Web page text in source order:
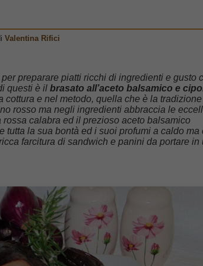
Valentina Rifici
preparare piatti ricchi di ingredienti e gusto
questi è il brasato all’aceto balsamico e
cottura e nel metodo, quella che è la
rosso ma negli ingredienti abbraccia le
calabra ed il prezioso aceto balsamico
tutta la sua bontà ed i suoi profumi a caldo ma
farcitura di sandwich e panini da portare in